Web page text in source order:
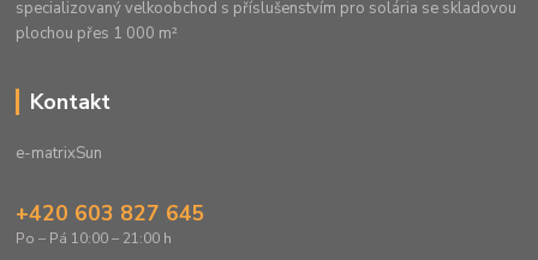
specializovaný velkoobchod s příslušenstvím pro solária se skladovou
plochou přes 1 000 m²
Kontakt
e-matrixSun
+420 603 827 645
Po – Pá 10:00 – 21:00 h